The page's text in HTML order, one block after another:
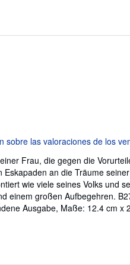
Frau, die gegen die
an die Träume
wie viele seines Volks und
einem großen Aufbegehren.
Ausgabe, Maße: 12.4 cm x